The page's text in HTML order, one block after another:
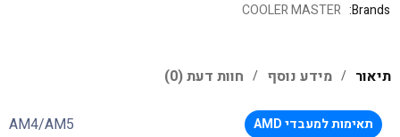
Brands:
COOLER MASTER
תיאור מידע נוסף חוות דעת (0)
תאימות למעבדי AMD AM4/AM5